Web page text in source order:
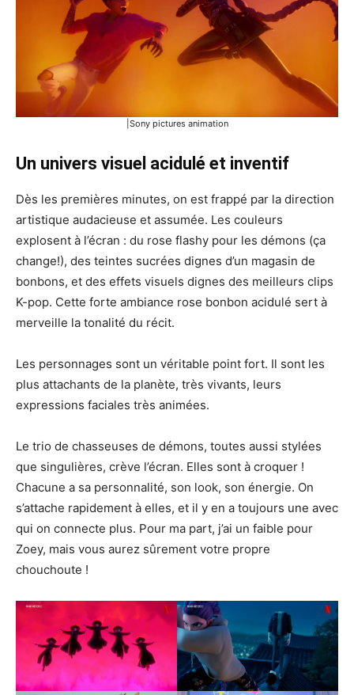
|Sony pictures animation
Un univers visuel acidulé et inventif
Dès les premières minutes, on est frappé par la direction
artistique audacieuse et assumée. Les couleurs
explosent à l’écran : du rose flashy pour les démons (ça
change!), des teintes sucrées dignes d’un magasin de
bonbons, et des effets visuels dignes des meilleurs clips
K-pop. Cette forte ambiance rose bonbon acidulé sert à
merveille la tonalité du récit.
Les personnages sont un véritable point fort. Il sont les
plus attachants de la planète, très vivants, leurs
expressions faciales très animées.
Le trio de chasseuses de démons, toutes aussi stylées
que singulières, crève l’écran. Elles sont à croquer !
Chacune a sa personnalité, son look, son énergie. On
s’attache rapidement à elles, et il y en a toujours une avec
qui on connecte plus. Pour ma part, j’ai un faible pour
Zoey, mais vous aurez sûrement votre propre
chouchoute !